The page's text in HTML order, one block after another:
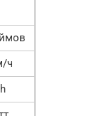
ч